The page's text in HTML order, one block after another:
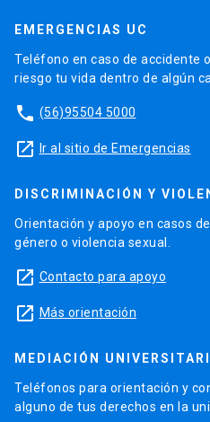
EMERGENCIAS UC
Teléfono en caso de accidente
riesgo tu vida dentro de algún
phone (56)95504 5000
launch Ir al sitio de Emergencias
DISCRIMINACIÓN Y
Orientación y apoyo en casos
género o violencia sexual.
launch Contacto para apoyo
launch Más orientación
MEDIACIÓN
Teléfonos para orientación y
alguno de tus derechos en la